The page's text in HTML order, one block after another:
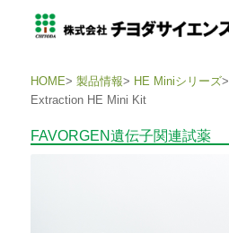
HOME> 製品情報> HE Miniシリーズ>
Extraction HE Mini Kit
FAVORGEN遺伝子関連試薬